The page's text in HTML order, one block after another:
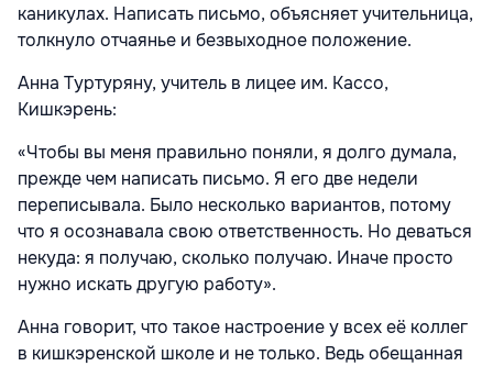
каникулах. Написать письмо, объясняет учительница,
толкнуло отчаянье и безвыходное положение.
Анна Туртуряну, учитель в лицее им. Кассо,
Кишкэрень:
«Чтобы вы меня правильно поняли, я долго думала,
прежде чем написать письмо. Я его две недели
переписывала. Было несколько вариантов, потому
что я осознавала свою ответственность. Но деваться
некуда: я получаю, сколько получаю. Иначе просто
нужно искать другую работу».
Анна говорит, что такое настроение у всех её коллег
в кишкэренской школе и не только. Ведь обещанная